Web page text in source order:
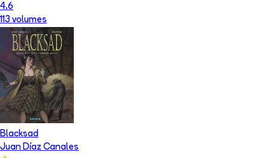
4.6
113 volumes
Blacksad
Juan Díaz Canales